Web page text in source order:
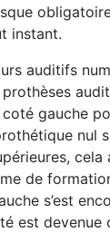
instant.
auditifs
gauche
nul
de
s’est
est devenue